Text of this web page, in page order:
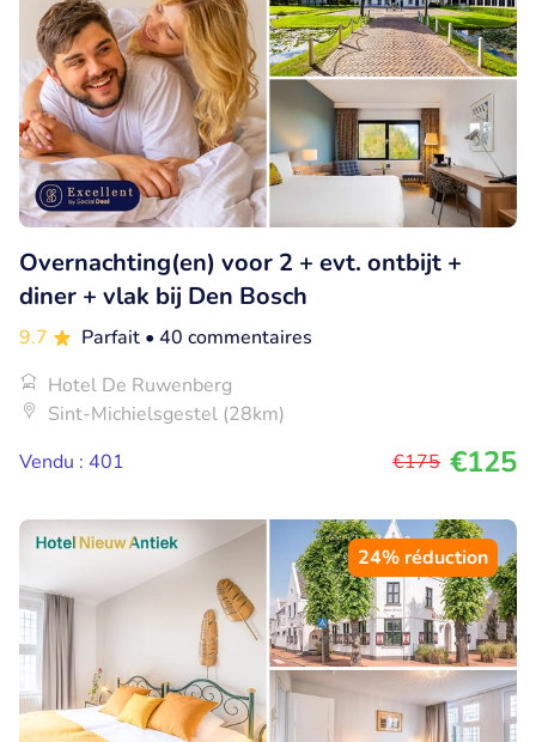
Overnachting(en) voor 2 + evt. ontbijt +
diner + vlak bij Den Bosch
9.7 Parfait • 40 commentaires
Hotel De Ruwenberg
Sint-Michielsgestel (28km)
Vendu : 401
€175 €125
24% réduction